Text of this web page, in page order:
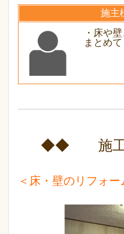
施主
・床や
まとめ
◆◆ 施
＜床・壁のリフォー